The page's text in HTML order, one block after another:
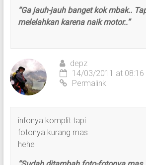
“Ga jauh-jauh banget kok mbak..
melelahkan karena naik motor..”
depz
14/03/2011 at 08:16
Permalink
infonya komplit tapi
fotonya kurang mas
hehe